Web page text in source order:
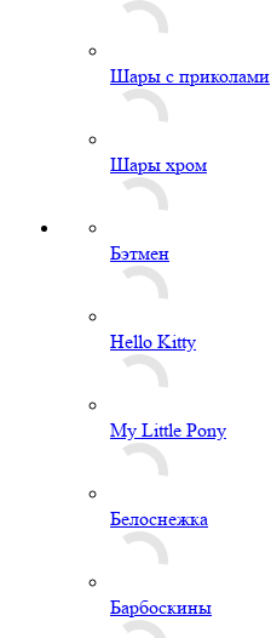
Шары с приколами
Шары хром
Бэтмен
Hello Kitty
My Little Pony
Белоснежка
Барбоскины